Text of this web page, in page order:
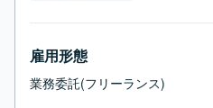
雇用形態
業務委託(フリーランス)